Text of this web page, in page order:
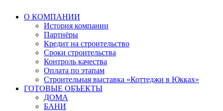
О КОМПАНИИ
История компании
Партнёры
Кредит на строительство
Сроки строительства
Контроль качества
Оплата по этапам
Строительная выставка «Коттеджи в Юкках»
ГОТОВЫЕ ОБЪЕКТЫ
ДОМА
БАНИ